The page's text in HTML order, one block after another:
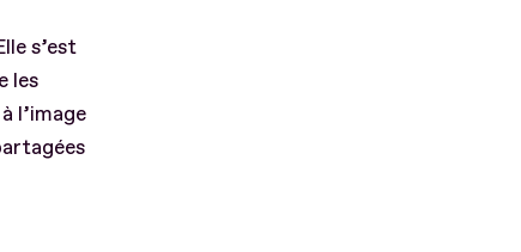
s’est
les
l’image